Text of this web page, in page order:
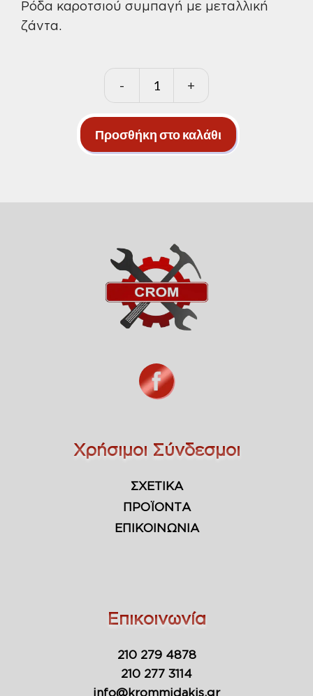
Ρόδα καροτσιού συμπαγή με μεταλλική
ζάντα.
-
Ρόδα
καροτσιού
συμπαγή
ποσότητα
+
Προσθήκη στο καλάθι
Χρήσιμοι Σύνδεσμοι
ΣΧΕΤΙΚΑ
ΠΡΟΪΟΝΤΑ
ΕΠΙΚΟΙΝΩΝΙΑ
Επικοινωνία
210 279 4878
210 277 3114
info@krommidakis.gr